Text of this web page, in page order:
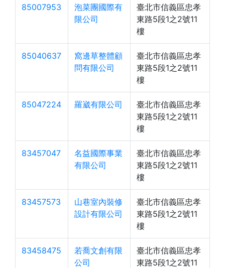
85007953
泡菜團國際有
限公司
臺北市信義區忠孝
東路5段1之2號11
樓
85040637
窩邊草整體顧
問有限公司
臺北市信義區忠孝
東路5段1之2號11
樓
85047224 羅崴有限公司
臺北市信義區忠孝
東路5段1之2號11
樓
83457047
名益國際事業
有限公司
臺北市信義區忠孝
東路5段1之2號11
樓
83457573
山巷室內裝修
設計有限公司
臺北市信義區忠孝
東路5段1之2號11
樓
83458475
若喬文創有限
公司
臺北市信義區忠孝
東路5段1之2號11